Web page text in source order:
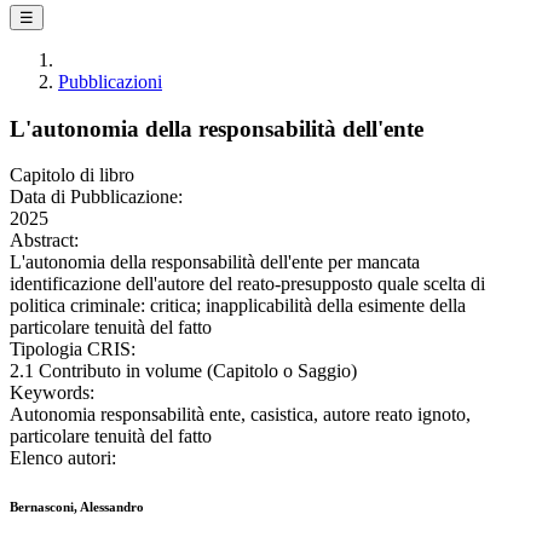
☰
Pubblicazioni
L'autonomia della responsabilità dell'ente
Capitolo di libro
Data di Pubblicazione:
2025
Abstract:
L'autonomia della responsabilità dell'ente per mancata
identificazione dell'autore del reato-presupposto quale scelta di
politica criminale: critica; inapplicabilità della esimente della
particolare tenuità del fatto
Tipologia CRIS:
2.1 Contributo in volume (Capitolo o Saggio)
Keywords:
Autonomia responsabilità ente, casistica, autore reato ignoto,
particolare tenuità del fatto
Elenco autori:
Bernasconi, Alessandro